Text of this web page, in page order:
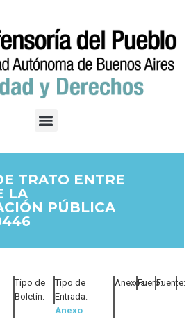
TRATO ENTRE
LA
PÚBLICA
Tipo de
Boletín:
Tipo de
Entrada:
Anexo
Anexos:Fuero:Fuente: